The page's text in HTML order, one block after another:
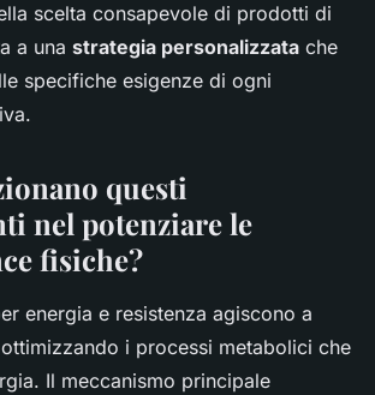
scelta consapevole di prodotti di
a una strategia personalizzata che
specifiche esigenze di ogni
questi
nel potenziare le
fisiche?
energia e resistenza agiscono a
i processi metabolici che
Il meccanismo principale